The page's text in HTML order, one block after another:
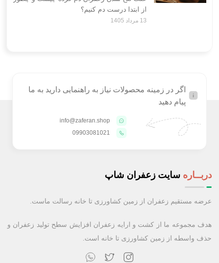
از ابتدا درست دم کنیم؟
13 مرداد 1405
اگر در زمینه محصولات نیاز به راهنمایی دارید به ما
پیام دهید
info@zaferan.shop
09903081021
دربــاره سایت زعفران شاپ
عرضه مستقیم زعفران از زمین کشاورزی تا خانه رسالت ماست.
هدف مجموعه ما از کشت و ارایه زعفران افزایش سطح تولید زعفران و
حذف واسطه از زمین کشاورزی تا خانه است.